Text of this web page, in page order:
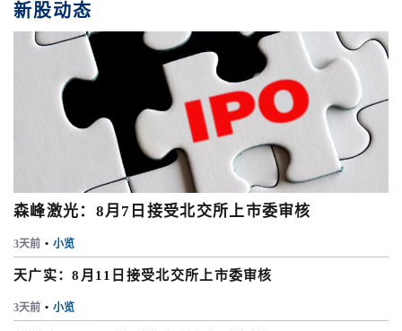
新股动态
森峰激光：8月7日接受北交所上市委审核
3天前 • 小览
天广实：8月11日接受北交所上市委审核
3天前 • 小览